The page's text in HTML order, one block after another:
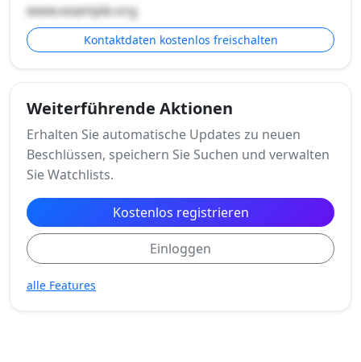
www.example.org
Kontaktdaten kostenlos freischalten
Weiterführende Aktionen
Erhalten Sie automatische Updates zu neuen
Beschlüssen, speichern Sie Suchen und verwalten
Sie Watchlists.
Kostenlos registrieren
Einloggen
alle Features